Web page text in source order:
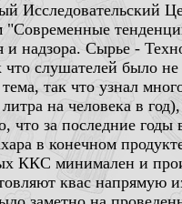
Исследовательский
"Современные
и надзора. Сырье -
что слушателей было
так что узнал
на человека в
что за последние
в конечном
ККС минимален и
квас напрямую